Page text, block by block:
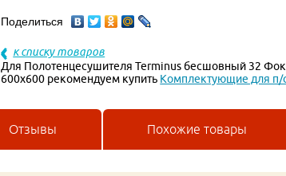
Поделиться
к списку товаров
Для Полотенцесушителя Terminus бесшовный 32
600х600 рекомендуем купить Комплектующие для п/
Отзывы Похожие товары